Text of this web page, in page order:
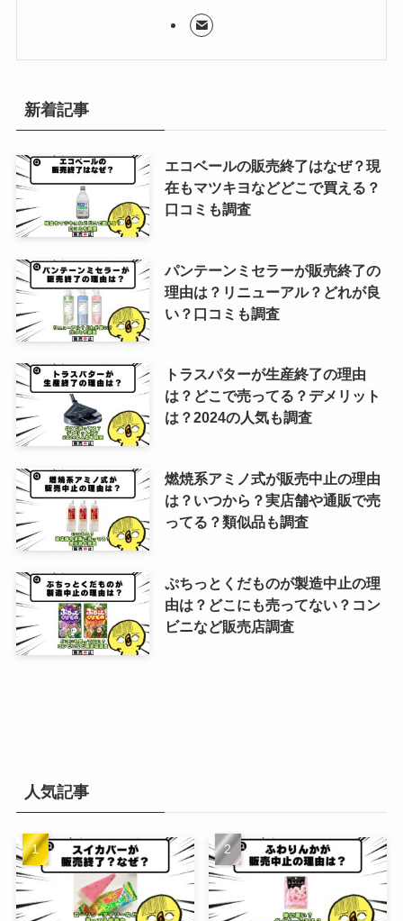
新着記事
エコベールの販売終了はなぜ？現
在もマツキヨなどどこで買える？
口コミも調査
パンテーンミセラーが販売終了の
理由は？リニューアル？どれが良
い？口コミも調査
トラスパターが生産終了の理由
は？どこで売ってる？デメリット
は？2024の人気も調査
燃焼系アミノ式が販売中止の理由
は？いつから？実店舗や通販で売
ってる？類似品も調査
ぷちっとくだものが製造中止の理
由は？どこにも売ってない？コン
ビニなど販売店調査
人気記事